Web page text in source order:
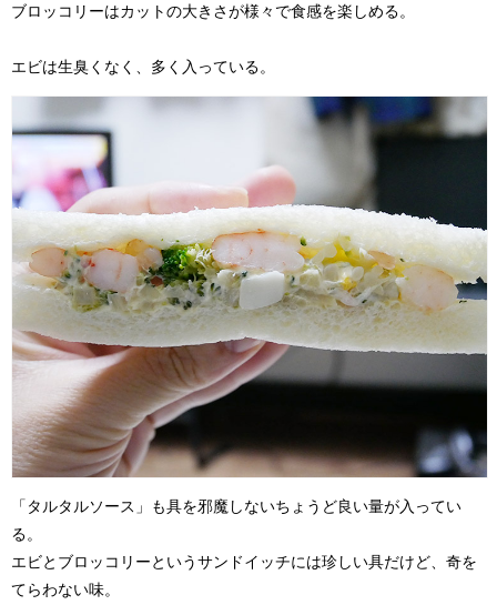
ブロッコリーはカットの大きさが様々で食感を楽しめる。
エビは生臭くなく、多く入っている。
「タルタルソース」も具を邪魔しないちょうど良い量が入ってい
る。
エビとブロッコリーというサンドイッチには珍しい具だけど、奇を
てらわない味。